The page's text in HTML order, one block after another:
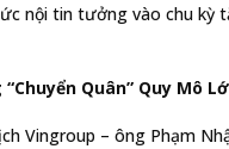
nội tin tưởng vào chu kỳ
Quân” Quy Mô
Vingroup – ông Phạm